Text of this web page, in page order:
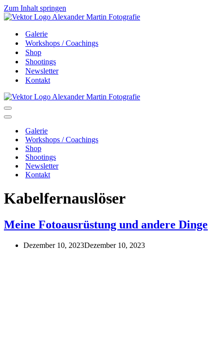
Zum Inhalt springen
Galerie
Workshops / Coachings
Shop
Shootings
Newsletter
Kontakt
Navigationsmenü
Navigationsmenü
Galerie
Workshops / Coachings
Shop
Shootings
Newsletter
Kontakt
Kabelfernauslöser
Meine Fotoausrüstung und andere Dinge
Dezember 10, 2023Dezember 10, 2023